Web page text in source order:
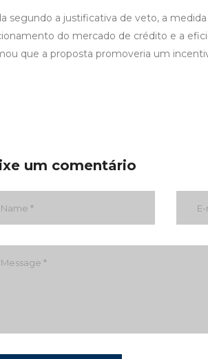
segundo a justificativa de veto, a
do mercado de crédito e a
que a proposta promoveria um
um comentário